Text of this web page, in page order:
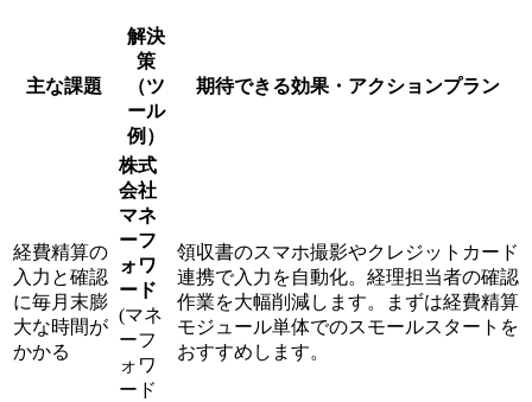
主な課題
解決
策
（ツ
ール
例）
期待できる効果・アクションプラン
経費精算の
入力と確認
に毎月末膨
大な時間が
かかる
株式
会社
マネ
ーフ
ォワ
ード
(マネ
ーフ
ォワ
ード
領収書のスマホ撮影やクレジットカード
連携で入力を自動化。経理担当者の確認
作業を大幅削減します。まずは経費精算
モジュール単体でのスモールスタートを
おすすめします。